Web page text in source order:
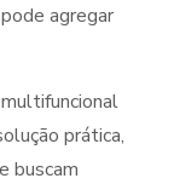
agregar
prática,
buscam